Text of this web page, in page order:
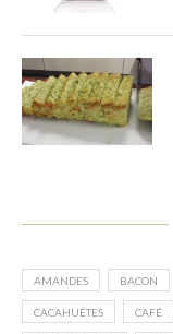
AMANDES BACON
CACAHUÈTES CAFÉ